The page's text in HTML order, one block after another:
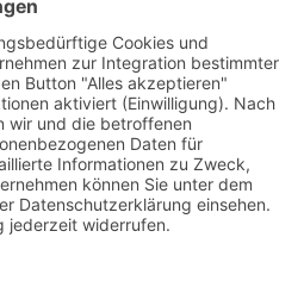
bei Konflikten in Familie,